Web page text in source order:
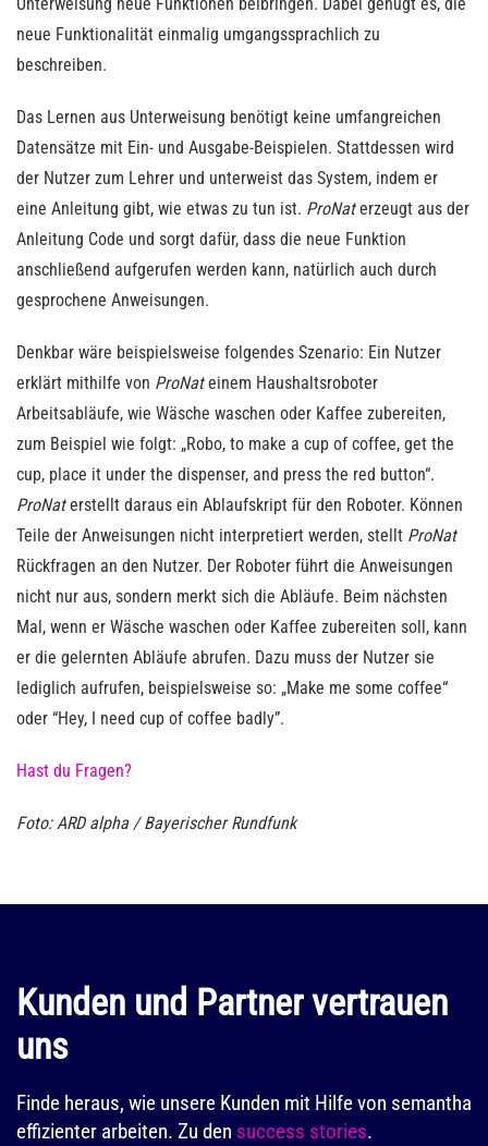
neue Funktionalität einmalig umgangssprachlich zu
beschreiben.
Das Lernen aus Unterweisung benötigt keine umfangreichen
Datensätze mit Ein- und Ausgabe-Beispielen. Stattdessen wird
der Nutzer zum Lehrer und unterweist das System, indem er
eine Anleitung gibt, wie etwas zu tun ist. ProNaterzeugt aus der
Anleitung Code und sorgt dafür, dass die neue Funktion
anschließend aufgerufen werden kann, natürlich auch durch
gesprochene Anweisungen.
Denkbar wäre beispielsweise folgendes Szenario: Ein Nutzer
erklärt mithilfe von ProNateinem Haushaltsroboter
Arbeitsabläufe, wie Wäsche waschen oder Kaffee zubereiten,
zum Beispiel wie folgt: „Robo, to make a cup of coffee, get the
cup, place it under the dispenser, and press the red button“.
ProNaterstellt daraus ein Ablaufskript für den Roboter. Können
Teile der Anweisungen nicht interpretiert werden, stellt ProNat
Rückfragen an den Nutzer. Der Roboter führt die Anweisungen
nicht nur aus, sondern merkt sich die Abläufe. Beim nächsten
Mal, wenn er Wäsche waschen oder Kaffee zubereiten soll, kann
er die gelernten Abläufe abrufen. Dazu muss der Nutzer sie
lediglich aufrufen, beispielsweise so: „Make me some coffee“
oder “Hey, I need cup of coffee badly”.
Hast du Fragen?
Foto: ARD alpha / Bayerischer Rundfunk
Kunden und Partner vertrauen
uns
Finde heraus, wie unsere Kunden mit Hilfe von semantha
effizienter arbeiten. Zu den success stories.